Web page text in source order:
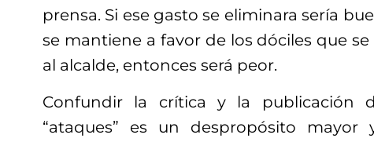
prensa. Si ese gasto se eliminara sería
se mantiene a favor de los dóciles que
al alcalde, entonces será peor.
Confundir la crítica y la publicación
“ataques” es un despropósito